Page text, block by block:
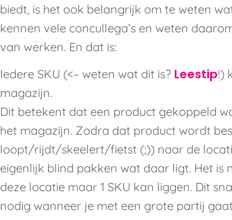
biedt, is het ook belangrijk om te weten
kennen vele concullega’s en weten
van werken. En dat is:
Iedere SKU (<– weten wat dit is? Leestip!)
magazijn.
Dit betekent dat een product gekoppeld
het magazijn. Zodra dat product wordt
loopt/rijdt/skeelert/fietst (;)) naar de
eigenlijk blind pakken wat daar ligt. Het is
deze locatie maar 1 SKU kan liggen. Dit
nodig wanneer je met een grote partij